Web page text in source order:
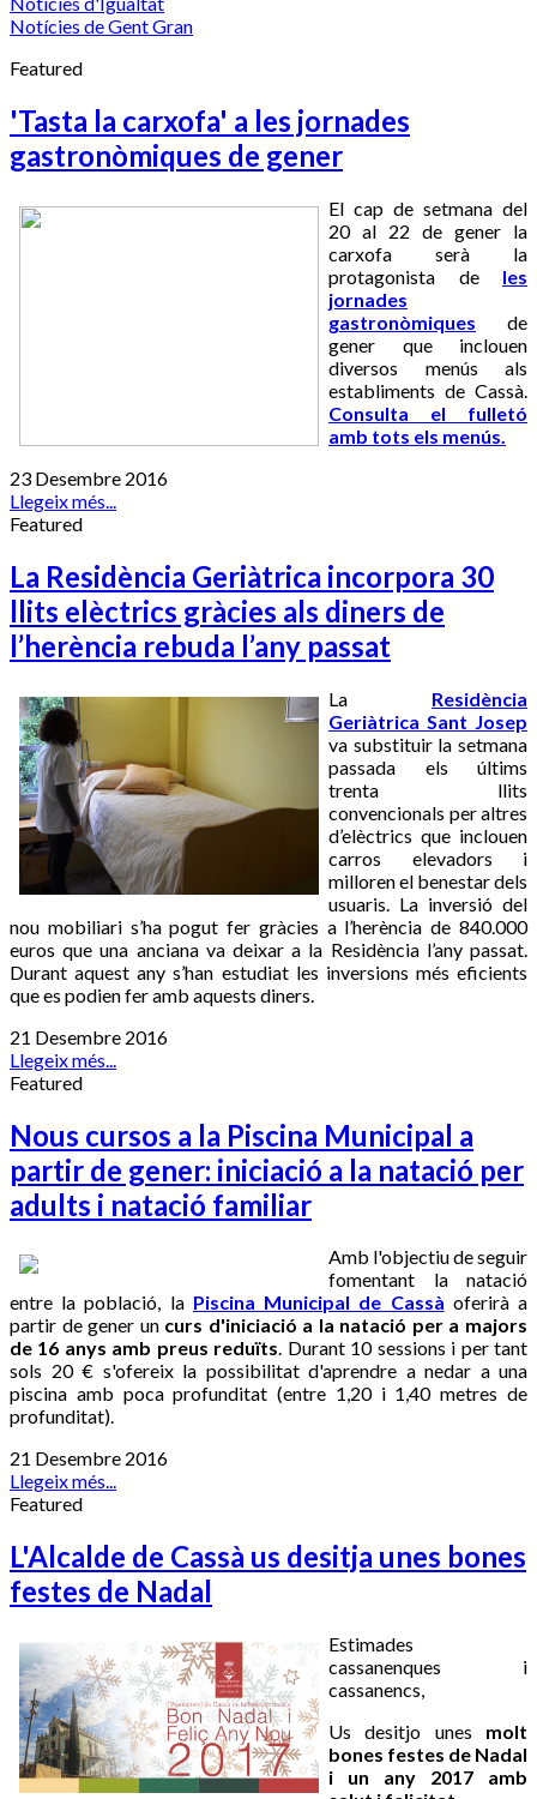
Notícies de Gent Gran
Featured
'Tasta la carxofa' a les jornades
gastronòmiques de gener
El cap de setmana del
20 al 22 de gener la
carxofa serà la
protagonista de les
jornades
gastronòmiques de
gener que inclouen
diversos menús als
establiments de Cassà.
Consulta el fulletó
amb tots els menús.
23 Desembre 2016
Llegeix més...
Featured
La Residència Geriàtrica incorpora 30
llits elèctrics gràcies als diners de
l’herència rebuda l’any passat
La Residència
Geriàtrica Sant Josep
va substituir la setmana
passada els últims
trenta llits
convencionals per altres
d’elèctrics que inclouen
carros elevadors i
milloren el benestar dels
usuaris. La inversió del
nou mobiliari s’ha pogut fer gràcies a l’herència de 840.000
euros que una anciana va deixar a la Residència l’any passat.
Durant aquest any s’han estudiat les inversions més eficients
que es podien fer amb aquests diners.
21 Desembre 2016
Llegeix més...
Featured
Nous cursos a la Piscina Municipal a
partir de gener: iniciació a la natació per
adults i natació familiar
Amb l'objectiu de seguir
fomentant la natació
entre la població, la Piscina Municipal de Cassà oferirà a
partir de gener un curs d'iniciació a la natació per a majors
de 16 anys amb preus reduïts. Durant 10 sessions i per tant
sols 20 € s'ofereix la possibilitat d'aprendre a nedar a una
piscina amb poca profunditat (entre 1,20 i 1,40 metres de
profunditat).
21 Desembre 2016
Llegeix més...
Featured
L'Alcalde de Cassà us desitja unes bones
festes de Nadal
Estimades
cassanenques i
cassanencs,
Us desitjo unes molt
bones festes de Nadal
i un any 2017 amb